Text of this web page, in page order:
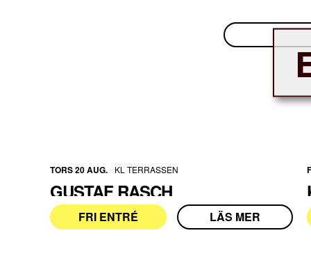
TORS 20 AUG. KL TERRASSEN
GUSTAF RASCH
FRI ENTRÉ LÄS MER